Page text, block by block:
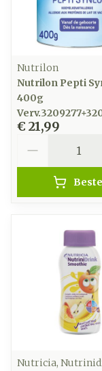
Nutrilon
Nutrilon Pepti
400g
€ 21,99
Nutricia,